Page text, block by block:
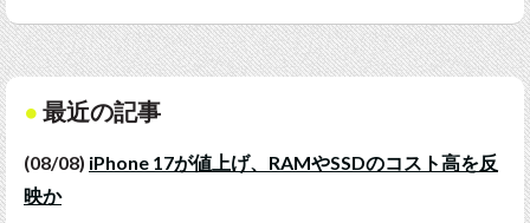
最近の記事
(08/08) iPhone 17が値上げ、RAMやSSDのコスト高を反
映か